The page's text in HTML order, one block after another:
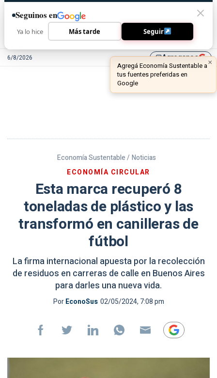
6/8/2026 library_addAgreganos
Economía Sustentable / Noticias
ECONOMÍA CIRCULAR
Esta marca recuperó 8
toneladas de plástico y las
transformó en canilleras de
fútbol
La firma internacional apuesta por la recolección
de residuos en carreras de calle en Buenos Aires
para darles una nueva vida.
PorEconoSus 02/05/2024, 7:08 pm
Seguinos en
Ya lo hice Más tarde Seguir